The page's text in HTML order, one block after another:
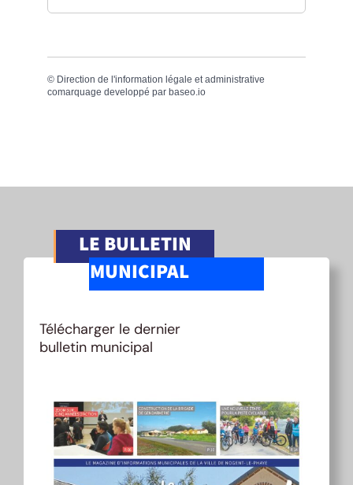
© Direction de l'information légale et administrative
comarquage developpé par baseo.io
LE BULLETIN
MUNICIPAL
Télécharger le dernier
bulletin municipal